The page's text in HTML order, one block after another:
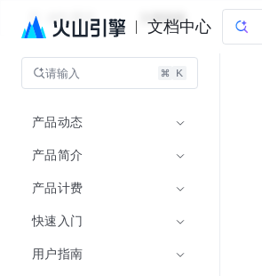
文档中心
API 网关 文档指南
请输入
产品动态
产品简介
产品计费
快速入门
用户指南